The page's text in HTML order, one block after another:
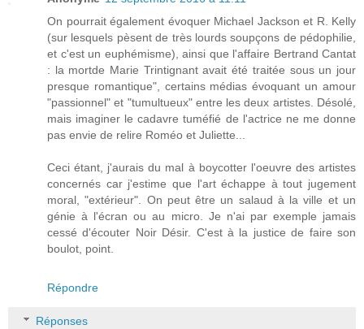
On pourrait également évoquer Michael Jackson et R. Kelly
(sur lesquels pèsent de très lourds soupçons de pédophilie,
et c'est un euphémisme), ainsi que l'affaire Bertrand Cantat
: la mortde Marie Trintignant avait été traitée sous un jour
presque romantique", certains médias évoquant un amour
"passionnel" et "tumultueux" entre les deux artistes. Désolé,
mais imaginer le cadavre tuméfié de l'actrice ne me donne
pas envie de relire Roméo et Juliette...
Ceci étant, j'aurais du mal à boycotter l'oeuvre des artistes
concernés car j'estime que l'art échappe à tout jugement
moral, "extérieur". On peut être un salaud à la ville et un
génie à l'écran ou au micro. Je n'ai par exemple jamais
cessé d'écouter Noir Désir. C'est à la justice de faire son
boulot, point.
Répondre
Réponses